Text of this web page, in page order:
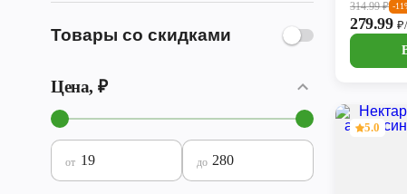
Товары со скидками
Цена, ₽
от до
314.99₽ -
279.99
5.0